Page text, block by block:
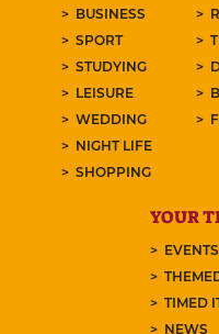
BUSINESS
SPORT
STUDYING
LEISURE
WEDDING
NIGHT LIFE
SHOPPING
YOUR
EVENTS
TIMED
NEWS